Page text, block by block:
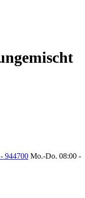
944700 Mo.-Do. 08:00 -